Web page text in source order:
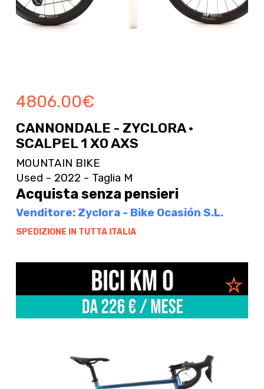
4806.00€
CANNONDALE - ZYCLORA ·
SCALPEL 1 X0 AXS
MOUNTAIN BIKE
Used - 2022 - Taglia M
Acquista senza pensieri
Venditore: Zyclora - Bike Ocasión S.L.
SPEDIZIONE IN TUTTA ITALIA